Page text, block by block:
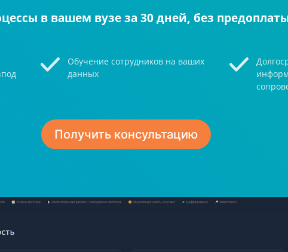
в вашем вузе за 30 дней, без
Обучение сотрудников на ваших
данных
Получить консультацию